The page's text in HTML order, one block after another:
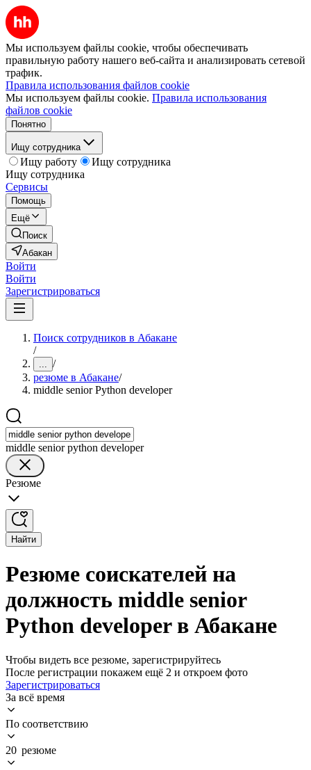
Мы используем файлы cookie, чтобы обеспечивать
правильную работу нашего веб-сайта и анализировать сетевой
трафик.
Правила использования файлов cookie
Мы используем файлы cookie. Правила использования
файлов cookie
Понятно
Ищу сотрудника
Ищу работу
Ищу сотрудника
Ищу сотрудника
Сервисы
Помощь
Ещё
Поиск
Абакан
Войти
Войти
Зарегистрироваться
Поиск сотрудников в Абакане
/
... /
резюме в Абакане/
middle senior Python developer
middle senior python developer
Резюме
Найти
Резюме соискателей на
должность middle senior
Python developer в Абакане
Чтобы видеть все резюме, зарегистрируйтесь
После регистрации покажем ещё 2 и откроем фото
Зарегистрироваться
За всё время
По соответствию
20 резюме